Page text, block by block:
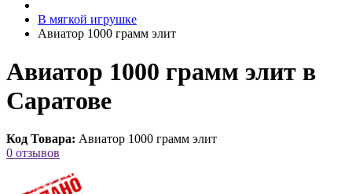
В мягкой игрушке
Авиатор 1000 грамм элит
Авиатор 1000 грамм элит в
Саратове
Код Товара: Авиатор 1000 грамм элит
0 отзывов